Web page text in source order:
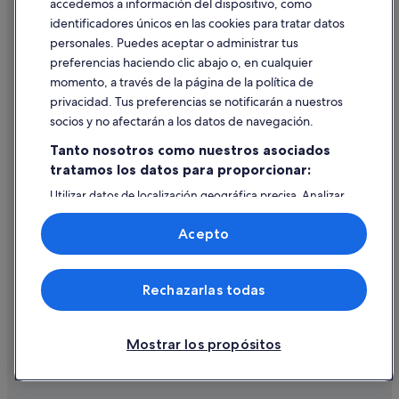
Ayuda
Cancelar un vuelo
Cancelar una reserva de hotel o de un alquiler vacacional
Utilizar un cupón de Expedia
Documentos para viajes internacionales
© 2026 Expedia, Inc., una empresa de Expedia Group. Todos los
derechos reservados. Expedia y el logotipo de Expedia son marcas
comerciales o marcas comerciales registradas de Expedia, Inc.
accedemos a información del dispositivo, como
identificadores únicos en las cookies para tratar datos
personales. Puedes aceptar o administrar tus
preferencias haciendo clic abajo o, en cualquier
momento, a través de la página de la política de
privacidad. Tus preferencias se notificarán a nuestros
socios y no afectarán a los datos de navegación.
Tanto nosotros como nuestros asociados
tratamos los datos para proporcionar:
Utilizar datos de localización geográfica precisa. Analizar
activamente las características del dispositivo para su
identificación. Almacenar la información en un dispositivo
y/o acceder a ella. Publicidad y contenido personalizados,
medición de publicidad y contenido, investigación de
audiencia y desarrollo de servicios.
Lista de asociados (proveedores)
Mostrar los propósitos
Rechazarlas todas
Acepto